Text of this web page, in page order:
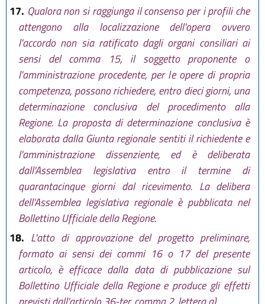
17. Qualora non si raggiunga il consenso per i profili che
attengono alla localizzazione dell'opera ovvero
l'accordo non sia ratificato dagli organi consiliari ai
sensi del comma 15, il soggetto proponente o
l'amministrazione procedente, per le opere di propria
competenza, possono richiedere, entro dieci giorni, una
determinazione conclusiva del procedimento alla
Regione. La proposta di determinazione conclusiva è
elaborata dalla Giunta regionale sentiti il richiedente e
l'amministrazione dissenziente, ed è deliberata
dall'Assemblea legislativa entro il termine di
quarantacinque giorni dal ricevimento. La delibera
dell'Assemblea legislativa regionale è pubblicata nel
Bollettino Ufficiale della Regione.
18. L'atto di approvazione del progetto preliminare,
formato ai sensi dei commi 16 o 17 del presente
articolo, è efficace dalla data di pubblicazione sul
Bollettino Ufficiale della Regione e produce gli effetti